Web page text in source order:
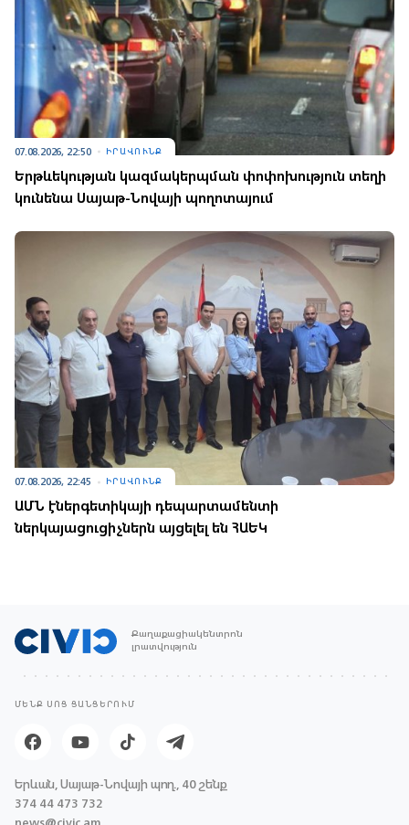
07.08.2026, 22:50 ԻՐԱՎՈՒՆՔ
Երթևեկության կազմակերպման փոփոխություն տեղի
կունենա Սայաթ-Նովայի պողոտայում
07.08.2026, 22:45 ԻՐԱՎՈՒՆՔ
ԱՄՆ էներգետիկայի դեպարտամենտի
ներկայացուցիչներն այցելել են ՀԱԵԿ
Քաղաքացիակենտրոն
լրատվություն
ՄԵՆՔ ՍՈՑ ՑԱՆՑԵՐՈՒՄ
Երևան, Սայաթ-Նովայի պող., 40 շենք
374 44 473 732